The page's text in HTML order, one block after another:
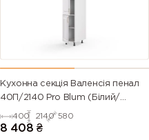
Кухонна секція Валенсія пенал
40П/2140 Pro Blum (Білий/
Напівмат Білий 9003)
400 2140 580
8 408 ₴